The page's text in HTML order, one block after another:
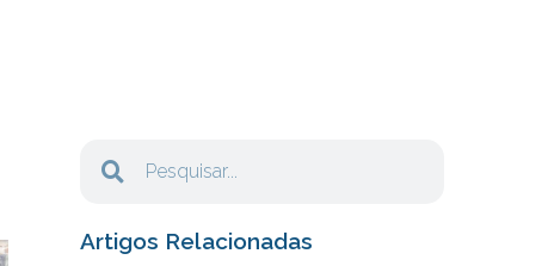
Artigos Relacionadas